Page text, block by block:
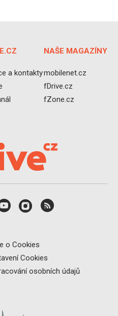
a kontakty
NAŠE MAGAZÍNY
mobilenet.cz
fDrive.cz
fZone.cz
o Cookies
Cookies
osobních údajů